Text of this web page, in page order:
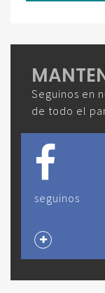
Seguinos en
de todo el
seguinos